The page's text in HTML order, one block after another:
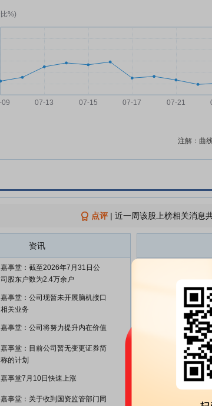
注解：曲
点评| 近一周该股上榜相关消息
资讯
嘉事堂：截至2026年7月31日公
司股东户数为2.4万余户
嘉事堂：公司现暂未开展脑机接口
相关业务
嘉事堂：公司将努力提升内在价值
嘉事堂：目前公司暂无变更证券简
称的计划
嘉事堂7月10日快速上涨
嘉事堂：关于收到国资监管部门同
意批
变动
嘉事
堂
嘉事
告
嘉事
董事